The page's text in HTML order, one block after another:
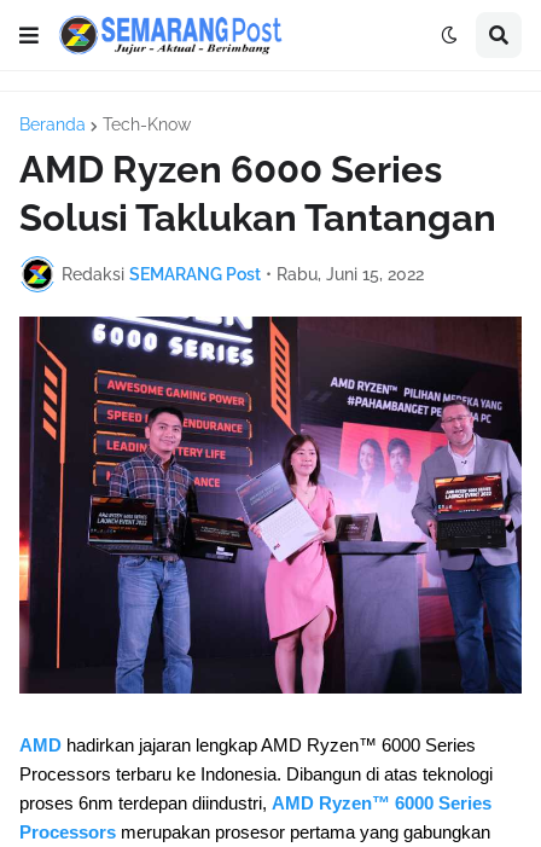
Beranda Tech-Know
AMD Ryzen 6000 Series
Solusi Taklukan Tantangan
Redaksi SEMARANG Post • Rabu, Juni 15, 2022
AMD hadirkan jajaran lengkap AMD Ryzen™ 6000 Series
Processors terbaru ke Indonesia. Dibangun di atas teknologi
proses 6nm terdepan diindustri, AMD Ryzen™ 6000 Series
Processors merupakan prosesor pertama yang gabungkan